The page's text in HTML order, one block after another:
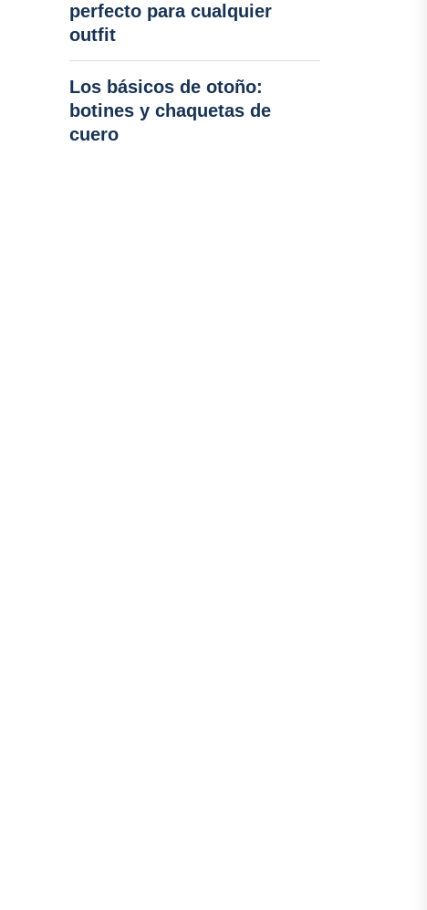
perfecto para cualquier
outfit
Los básicos de otoño:
botines y chaquetas de
cuero